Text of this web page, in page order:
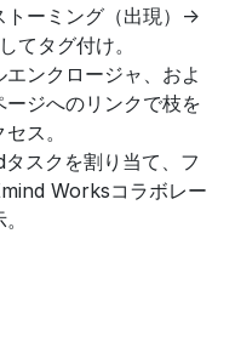
ーミング（出現）->
てタグ付け。
ンクロージャ、およ
ジへのリンクで枝を
ス。
スクを割り当て、フ
Worksコラボレー